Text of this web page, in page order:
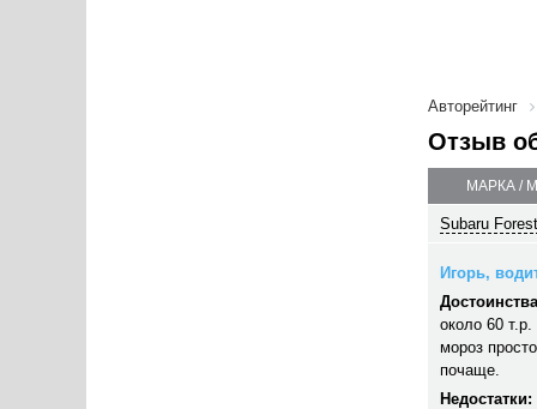
Авторейтинг
Отзыв
МАРКА /
Subaru
Игорь,
около 60
мороз
почаще.
Недостатки: